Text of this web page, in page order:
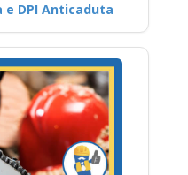
e DPI Anticaduta